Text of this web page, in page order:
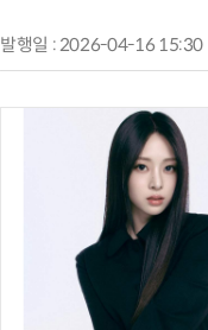
발행일 : 2026-04-16 15:30
AI × Design : UX 디자이너의 5가지 생존 전략과 실전 대응